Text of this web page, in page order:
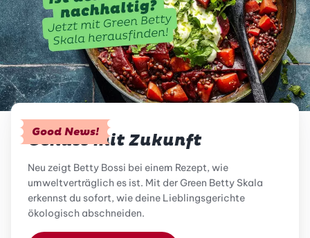
Good News!
Genuss mit Zukunft
Neu zeigt Betty Bossi bei einem Rezept, wie
umweltverträglich es ist. Mit der Green Betty Skala
erkennst du sofort, wie deine Lieblingsgerichte
ökologisch abschneiden.